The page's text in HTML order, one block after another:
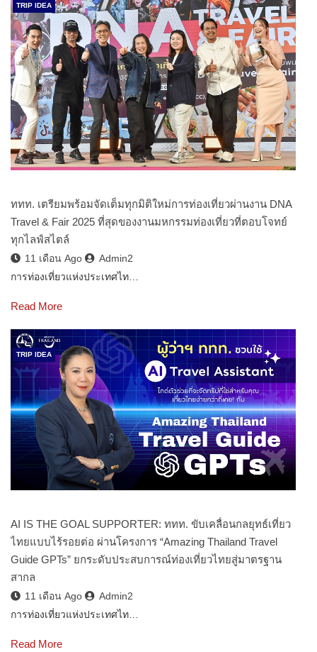
TRIP IDEA
ททท. เตรียมพร้อมจัดเต็มทุกมิติใหม่การท่องเที่ยวผ่านงาน DNA
Travel & Fair 2025 ที่สุดของงานมหกรรมท่องเที่ยวที่ตอบโจทย์
ทุกไลฟ์สไตล์
11 เดือน Ago
Admin2
การท่องเที่ยวแห่งประเทศไท…
Read More
TRIP IDEA
AI IS THE GOAL SUPPORTER: ททท. ขับเคลื่อนกลยุทธ์เที่ยว
ไทยแบบไร้รอยต่อ ผ่านโครงการ “Amazing Thailand Travel
Guide GPTs” ยกระดับประสบการณ์ท่องเที่ยวไทยสู่มาตรฐาน
สากล
11 เดือน Ago
Admin2
การท่องเที่ยวแห่งประเทศไท…
Read More